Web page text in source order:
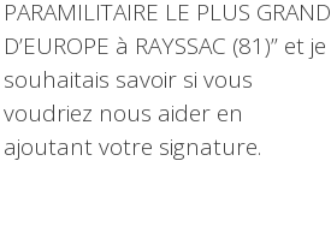
PARAMILITAIRE LE PLUS GRAND
D’EUROPE à RAYSSAC (81)” et je
souhaitais savoir si vous
voudriez nous aider en
ajoutant votre signature.